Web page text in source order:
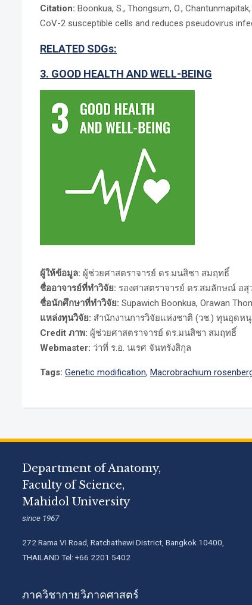
Citation: Boonkua, S., Thongsum, O., Chantunmapitak,
CoV-2 susceptible cells and reduces pseudovirus
RELATED SDGs:
3. GOOD HEALTH AND WELL-BEING
ผู้ให้ข้อมูล: ผู้ช่วยศาสตราจารย์ ดร.มนสิชา สมฤทธิ์
ชื่ออาจารย์ที่ทำวิจัย: รองศาสตราจารย์ ดร.สมลักษณ์ อ
ชื่อนักศึกษาที่ทำวิจัย: Supawich Boonkua, Orawan
แหล่งทุนวิจัย: สำนักงานการวิจัยแห่งชาติ (วช.) ทุนอุด
Credit ภาพ: ผู้ช่วยศาสตราจารย์ ดร.มนสิชา สมฤทธิ์
Webmaster: ว่าที่ ร.อ. นเรศ จันทรังสิกุล
Tags: Genetic modification, Macrobrachium
Department of Anatomy,
Faculty of Science,
Mahidol University
since 1967
272 Rama VI Road, Ratchathewi District, Bangkok 10400,
THAILAND Tel: +66 2201 5402
ภาควิชากายวิภาคศาสตร์